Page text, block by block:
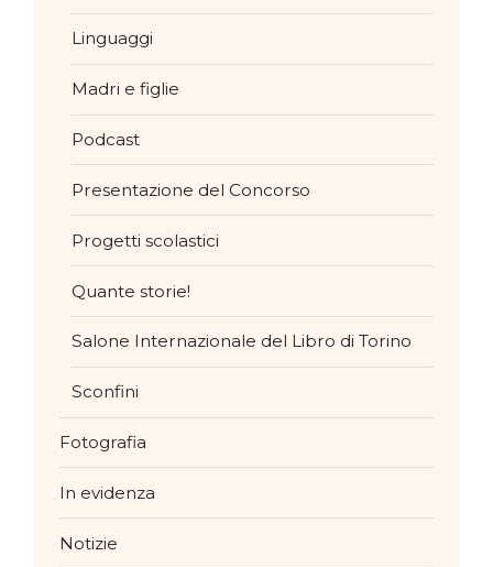
Linguaggi
Madri e figlie
Podcast
Presentazione del Concorso
Progetti scolastici
Quante storie!
Salone Internazionale del Libro di Torino
Sconfini
Fotografia
In evidenza
Notizie